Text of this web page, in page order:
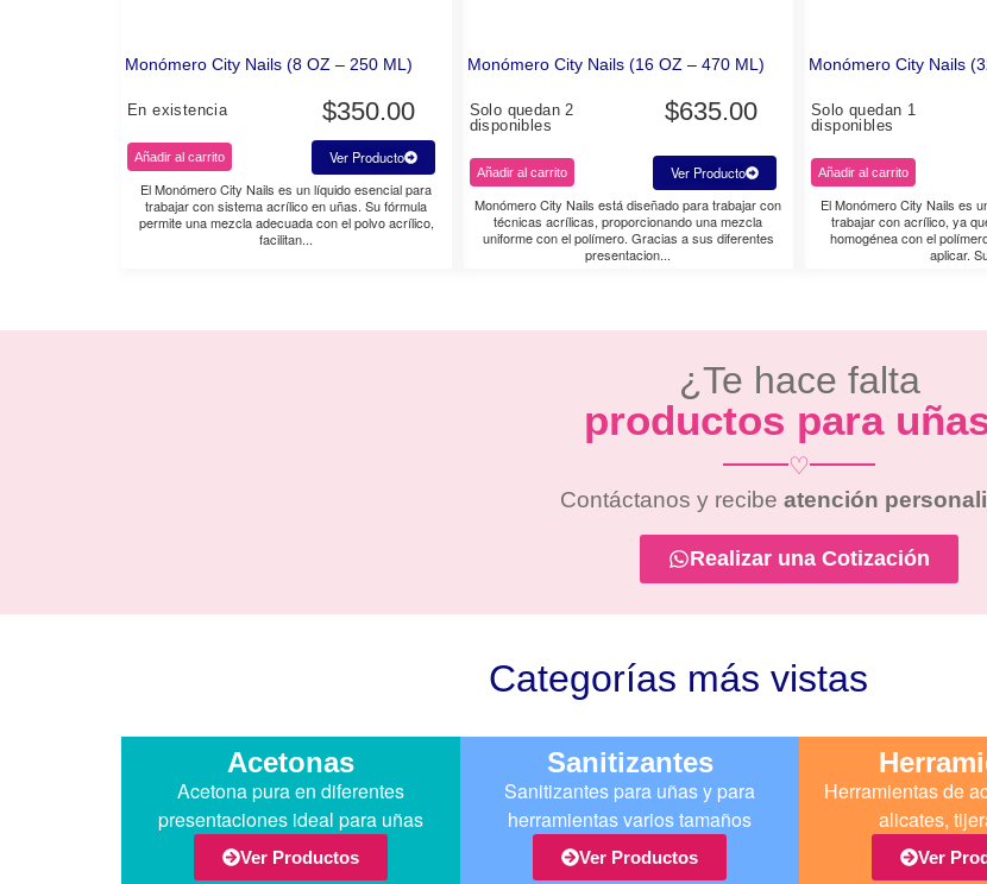
Monómero City Nails (8 OZ – 250 ML)
En existencia $350.00
Añadir al carrito
Ver Producto
El Monómero City Nails es un líquido esencial para
trabajar con sistema acrílico en uñas. Su fórmula
permite una mezcla adecuada con el polvo acrílico,
facilitan...
Monómero City Nails (16 OZ – 470 ML)
Solo quedan 2
disponibles
$635.00
Añadir al carrito
Ver Producto
Monómero City Nails está diseñado para trabajar con
técnicas acrílicas, proporcionando una mezcla
uniforme con el polímero. Gracias a sus diferentes
presentacion...
Monómero City Nails
Solo quedan 1
disponibles
Añadir al carrito
El Monómero City Nails es
trabajar con acrílico, ya
homogénea con el
aplicar.
¿Te hace falta
productos para
♡
Contáctanos y recibe atención
Realizar una Cotización
Categorías más vistas
Acetonas
Acetona pura en diferentes
presentaciones ideal para uñas
Ver Productos
Sanitizantes
Sanitizantes para uñas y para
herramientas varios tamaños
Ver Productos
Herramientas de
alicates,
Ver